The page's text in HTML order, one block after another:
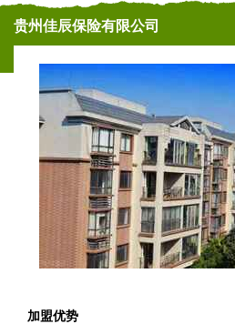
贵州佳辰保险有限公司
加盟优势